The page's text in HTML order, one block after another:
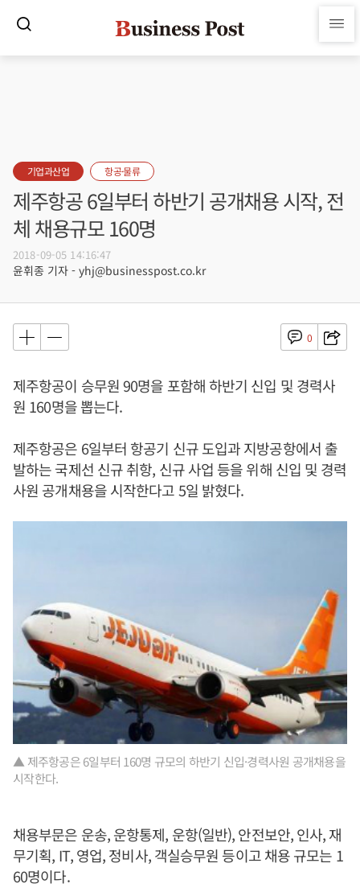
기업과산업 항공·물류
제주항공 6일부터 하반기 공개채용 시작, 전
체 채용규모 160명
2018-09-05 14:16:47
윤휘종 기자 - yhj@businesspost.co.kr
0
제주항공이 승무원 90명을 포함해 하반기 신입 및 경력사
원 160명을 뽑는다.
제주항공은 6일부터 항공기 신규 도입과 지방공항에서 출
발하는 국제선 신규 취항, 신규 사업 등을 위해 신입 및 경력
사원 공개채용을 시작한다고 5일 밝혔다.
▲ 제주항공은 6일부터 160명 규모의 하반기 신입·경력사원 공개채용을
시작한다.
채용부문은 운송, 운항통제, 운항(일반), 안전보안, 인사, 재
무기획, IT, 영업, 정비사, 객실승무원 등이고 채용 규모는 1
60명이다.